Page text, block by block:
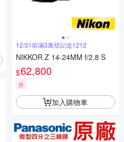
12/31前滿3萬登記送1212
NIKKOR Z 14-24MM f/2.8 S
$62,800
券
加入購物車